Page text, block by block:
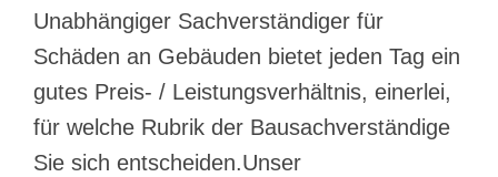
Unabhängiger Sachverständiger für
Schäden an Gebäuden bietet jeden Tag ein
gutes Preis- / Leistungsverhältnis, einerlei,
für welche Rubrik der Bausachverständige
Sie sich entscheiden.Unser